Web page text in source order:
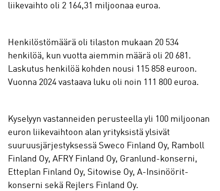
liikevaihto oli 2 164,31 miljoonaa euroa.
Henkilöstömäärä oli tilaston mukaan 20 534
henkilöä, kun vuotta aiemmin määrä oli 20 681.
Laskutus henkilöä kohden nousi 115 858 euroon.
Vuonna 2024 vastaava luku oli noin 111 800 euroa.
Kyselyyn vastanneiden perusteella yli 100 miljoonan
euron liikevaihtoon alan yrityksistä ylsivät
suuruusjärjestyksessä Sweco Finland Oy, Ramboll
Finland Oy, AFRY Finland Oy, Granlund-konserni,
Etteplan Finland Oy, Sitowise Oy, A-Insinöörit-
konserni sekä Rejlers Finland Oy.